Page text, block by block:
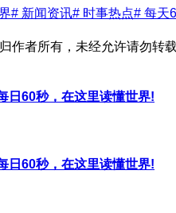
# 新闻资讯# 时事热点# 每天
作者所有，未经允许请勿转载
日60秒，在这里读懂世界!
日60秒，在这里读懂世界!